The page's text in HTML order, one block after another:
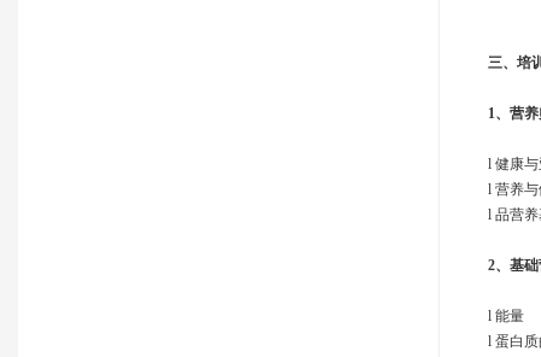
三、 培
1、 营
l 健康
l 营养
l 品营
2、 基
l 能量
l 蛋白